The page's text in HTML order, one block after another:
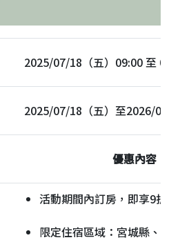
2025/07/18（五）09:00 至
2025/07/18（五）至2026/03/
優惠內容
活動期間內訂房，即享9折
限定住宿區域：宮城縣、福